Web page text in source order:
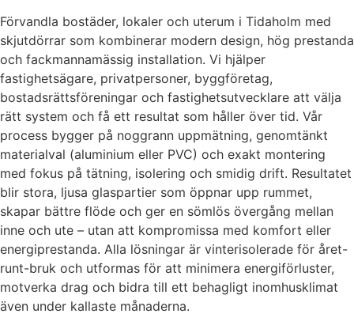
Förvandla bostäder, lokaler och uterum i Tidaholm med
skjutdörrar som kombinerar modern design, hög prestanda
och fackmannamässig installation. Vi hjälper
fastighetsägare, privatpersoner, byggföretag,
bostadsrättsföreningar och fastighetsutvecklare att välja
rätt system och få ett resultat som håller över tid. Vår
process bygger på noggrann uppmätning, genomtänkt
materialval (aluminium eller PVC) och exakt montering
med fokus på tätning, isolering och smidig drift. Resultatet
blir stora, ljusa glaspartier som öppnar upp rummet,
skapar bättre flöde och ger en sömlös övergång mellan
inne och ute – utan att kompromissa med komfort eller
energiprestanda. Alla lösningar är vinterisolerade för året-
runt-bruk och utformas för att minimera energiförluster,
motverka drag och bidra till ett behagligt inomhusklimat
även under kallaste månaderna.